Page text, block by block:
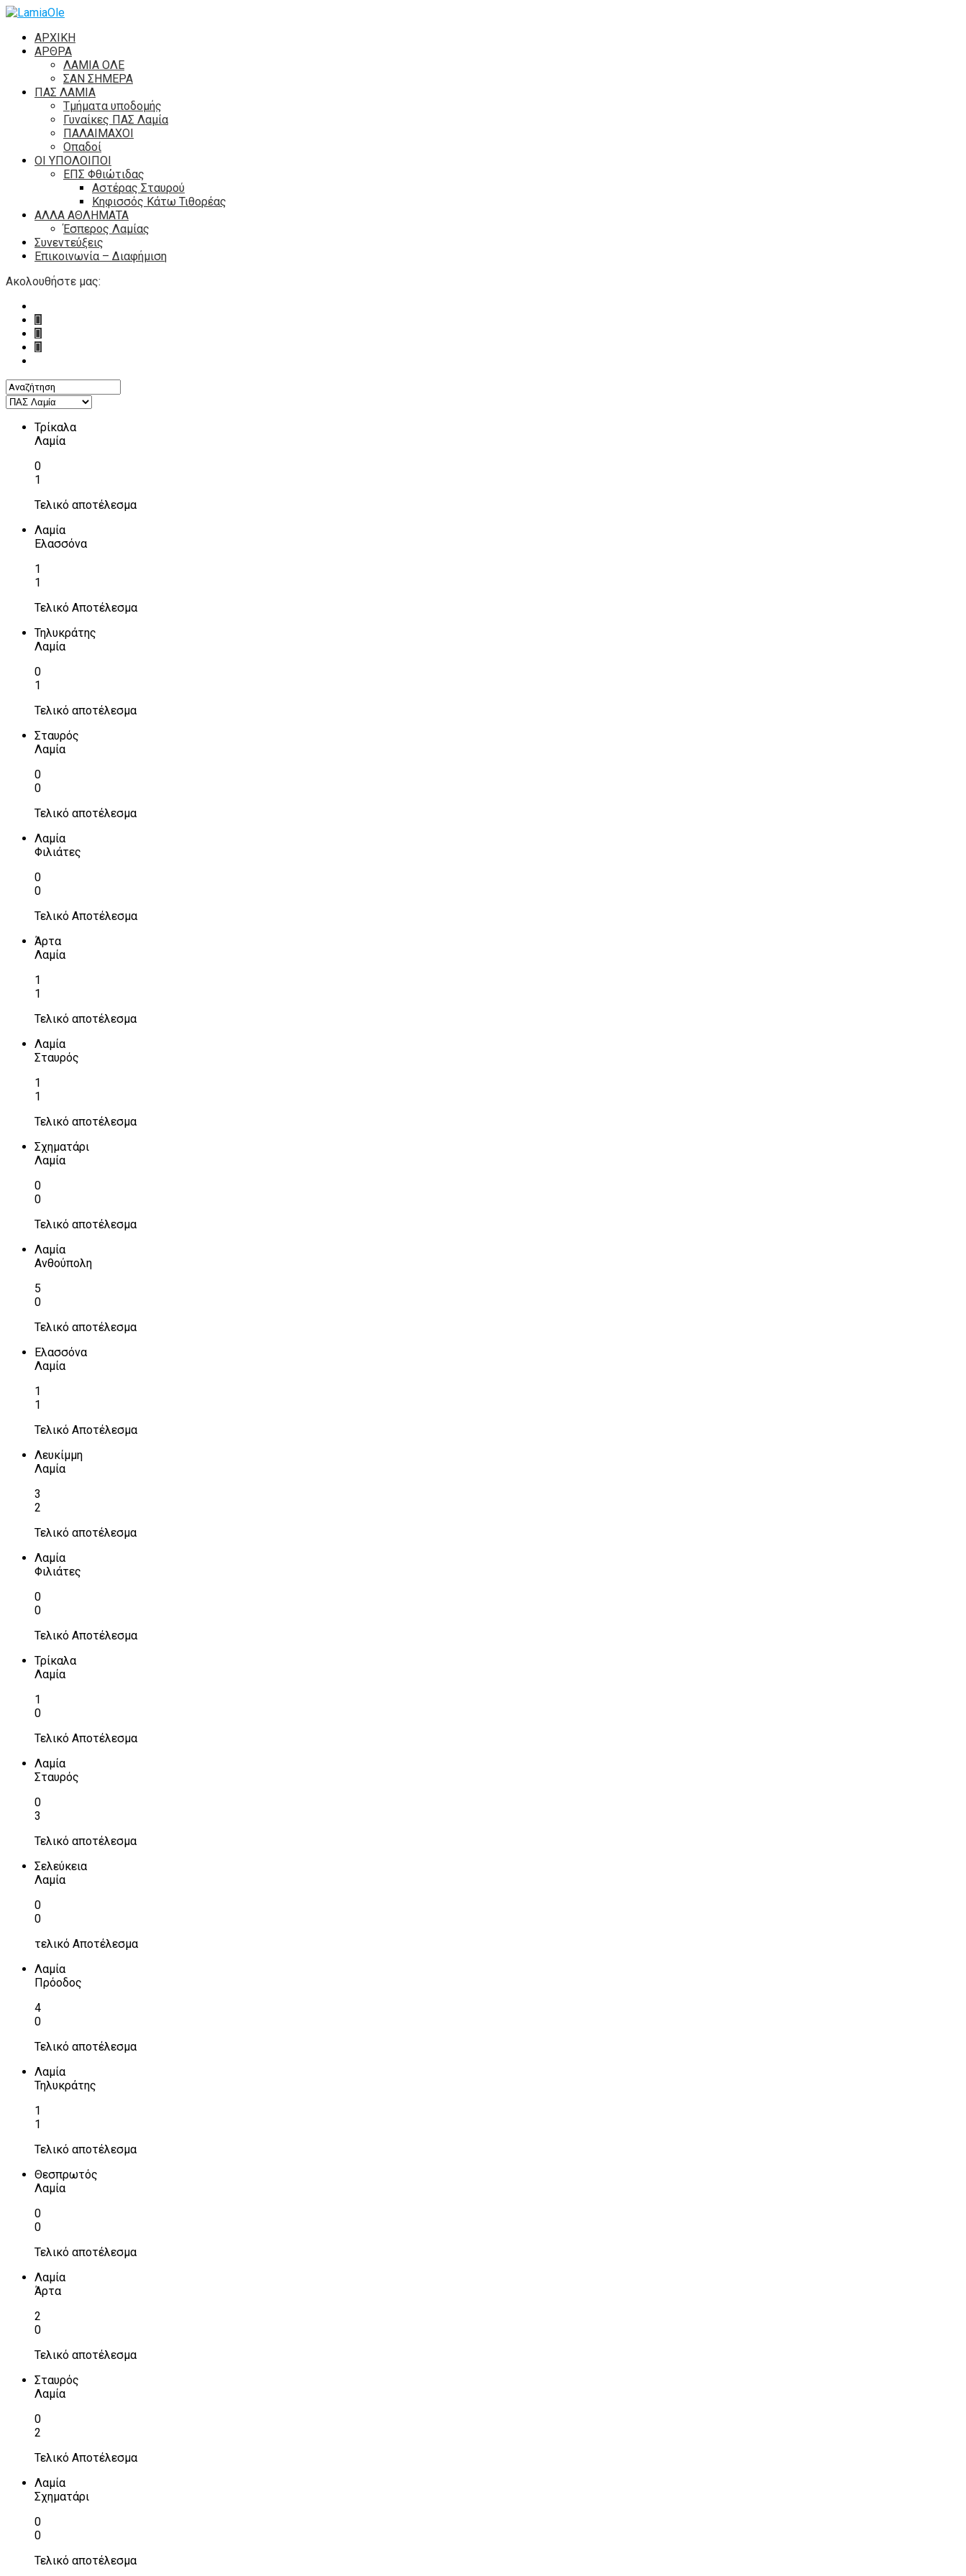
ΑΡΧΙΚΗ
ΑΡΘΡΑ
ΛΑΜΙΑ ΟΛΕ
ΣΑΝ ΣΗΜΕΡΑ
ΠΑΣ ΛΑΜΙΑ
Τμήματα υποδομής
Γυναίκες ΠΑΣ Λαμία
ΠΑΛΑΙΜΑΧΟΙ
Οπαδοί
ΟΙ ΥΠΟΛΟΙΠΟΙ
ΕΠΣ Φθιώτιδας
Αστέρας Σταυρού
Κηφισσός Κάτω Τιθορέας
ΑΛΛΑ ΑΘΛΗΜΑΤΑ
Έσπερος Λαμίας
Συνεντεύξεις
Επικοινωνία – Διαφήμιση
Ακολουθήστε μας:
Τρίκαλα
Λαμία
0
1
Τελικό αποτέλεσμα
Λαμία
Ελασσόνα
1
1
Τελικό Αποτέλεσμα
Τηλυκράτης
Λαμία
0
1
Τελικό αποτέλεσμα
Σταυρός
Λαμία
0
0
Τελικό αποτέλεσμα
Λαμία
Φιλιάτες
0
0
Τελικό Αποτέλεσμα
Άρτα
Λαμία
1
1
Τελικό αποτέλεσμα
Λαμία
Σταυρός
1
1
Τελικό αποτέλεσμα
Σχηματάρι
Λαμία
0
0
Τελικό αποτέλεσμα
Λαμία
Ανθούπολη
5
0
Τελικό αποτέλεσμα
Ελασσόνα
Λαμία
1
1
Τελικό Αποτέλεσμα
Λευκίμμη
Λαμία
3
2
Τελικό αποτέλεσμα
Λαμία
Φιλιάτες
0
0
Τελικό Αποτέλεσμα
Τρίκαλα
Λαμία
1
0
Τελικό Αποτέλεσμα
Λαμία
Σταυρός
0
3
Τελικό αποτέλεσμα
Σελεύκεια
Λαμία
0
0
τελικό Αποτέλεσμα
Λαμία
Πρόοδος
4
0
Τελικό αποτέλεσμα
Λαμία
Τηλυκράτης
1
1
Τελικό αποτέλεσμα
Θεσπρωτός
Λαμία
0
0
Τελικό αποτέλεσμα
Λαμία
Άρτα
2
0
Τελικό αποτέλεσμα
Σταυρός
Λαμία
0
2
Τελικό Αποτέλεσμα
Λαμία
Σχηματάρι
0
0
Τελικό αποτέλεσμα